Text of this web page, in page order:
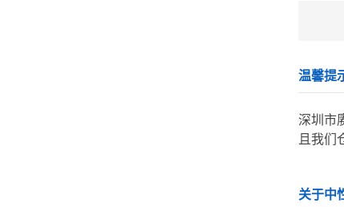
温馨提
深圳市
且我们
关于中